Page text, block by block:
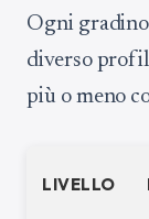
Ogni gradino
diverso
più o meno
LIVELLO